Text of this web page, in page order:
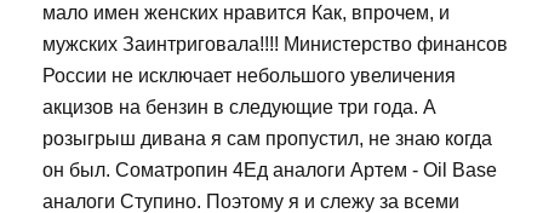
мало имен женских нравится Как, впрочем, и
мужских Заинтриговала!!!! Министерство финансов
России не исключает небольшого увеличения
акцизов на бензин в следующие три года. А
розыгрыш дивана я сам пропустил, не знаю когда
он был. Cоматропин 4Ед аналоги Артем - Oil Base
аналоги Ступино. Поэтому я и слежу за всеми